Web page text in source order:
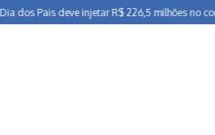
deve injetar R$ 226,5 milhões no comércio